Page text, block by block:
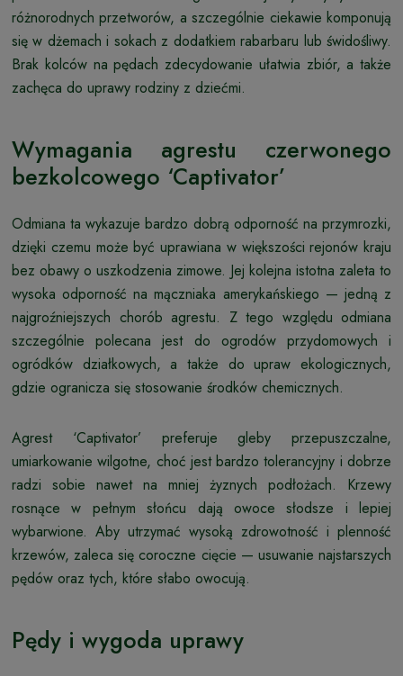
różnorodnych przetworów, a szczególnie ciekawie komponują
się w dżemach i sokach z dodatkiem rabarbaru lub świdośliwy.
Brak kolców na pędach zdecydowanie ułatwia zbiór, a także
zachęca do uprawy rodziny z dziećmi.
Wymagania agrestu czerwonego
bezkolcowego ‘Captivator’
Odmiana ta wykazuje bardzo dobrą odporność na przymrozki,
dzięki czemu może być uprawiana w większości rejonów kraju
bez obawy o uszkodzenia zimowe. Jej kolejna istotna zaleta to
wysoka odporność na mączniaka amerykańskiego — jedną z
najgroźniejszych chorób agrestu. Z tego względu odmiana
szczególnie polecana jest do ogrodów przydomowych i
ogródków działkowych, a także do upraw ekologicznych,
gdzie ogranicza się stosowanie środków chemicznych.
Agrest ‘Captivator’ preferuje gleby przepuszczalne,
umiarkowanie wilgotne, choć jest bardzo tolerancyjny i dobrze
radzi sobie nawet na mniej żyznych podłożach. Krzewy
rosnące w pełnym słońcu dają owoce słodsze i lepiej
wybarwione. Aby utrzymać wysoką zdrowotność i plenność
krzewów, zaleca się coroczne cięcie — usuwanie najstarszych
pędów oraz tych, które słabo owocują.
Pędy i wygoda uprawy